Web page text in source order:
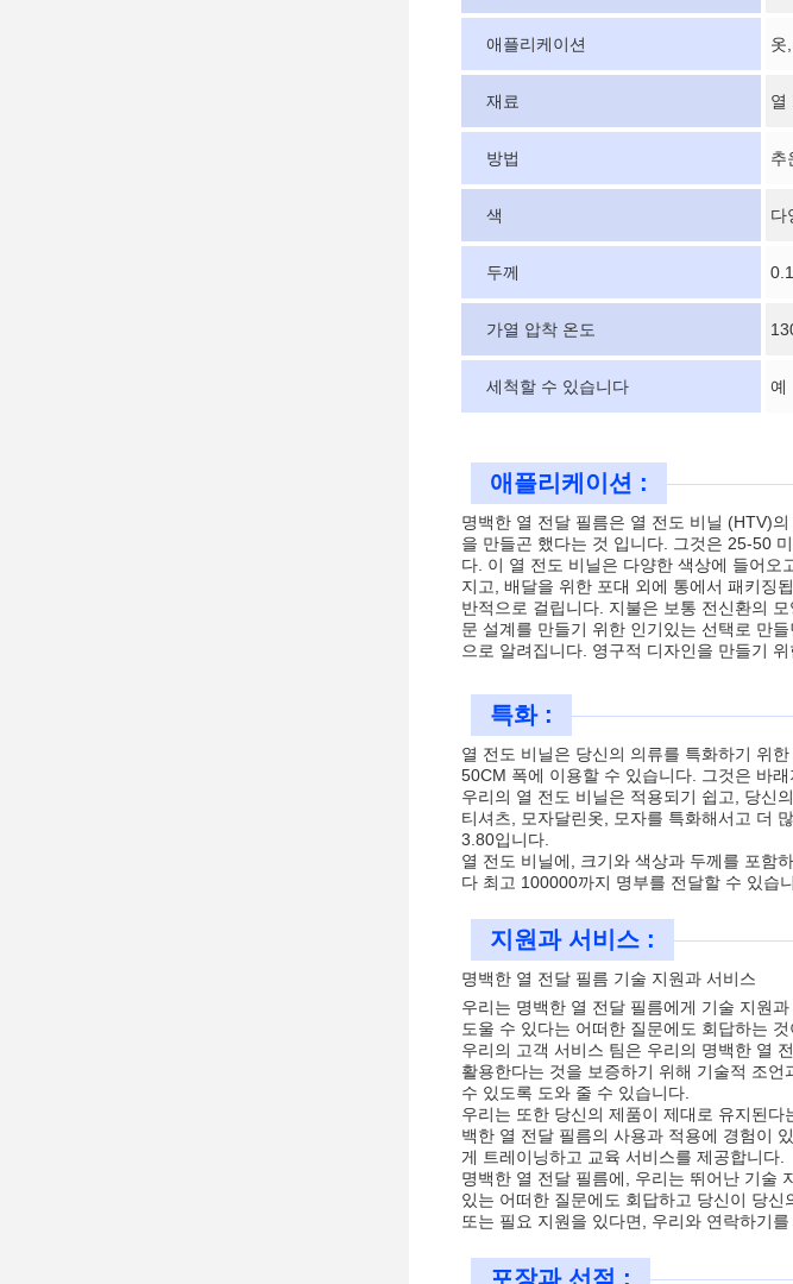
애플리케이션 옷
재료 열
방법 추
색 다
두께
가열 압착 온도
세척할 수 있습니다 예
애플리케이션 :
명백한 열 전달 필름은 열 전도 비닐 (HTV)
을 만들곤 했다는 것 입니다. 그것은 25-50
다. 이 열 전도 비닐은 다양한 색상에 들어
지고, 배달을 위한 포대 외에 통에서 패키징
반적으로 걸립니다. 지불은 보통 전신환의
문 설계를 만들기 위한 인기있는 선택로 만
으로 알려집니다. 영구적 디자인을 만들기
특화 :
열 전도 비닐은 당신의 의류를 특화하기 위
50CM 폭에 이용할 수 있습니다. 그것은 바
우리의 열 전도 비닐은 적용되기 쉽고, 당신
티셔츠, 모자달린옷, 모자를 특화해서고 더
3.80입니다.
열 전도 비닐에, 크기와 색상과 두께를 포함
다 최고 100000까지 명부를 전달할 수 있습
지원과 서비스 :
명백한 열 전달 필름 기술 지원과 서비스
우리는 명백한 열 전달 필름에게 기술 지원
도울 수 있다는 어떠한 질문에도 회답하는 것
우리의 고객 서비스 팀은 우리의 명백한 열
활용한다는 것을 보증하기 위해 기술적 조
수 있도록 도와 줄 수 있습니다.
우리는 또한 당신의 제품이 제대로 유지된
백한 열 전달 필름의 사용과 적용에 경험이
게 트레이닝하고 교육 서비스를 제공합니다.
명백한 열 전달 필름에, 우리는 뛰어난 기술
있는 어떠한 질문에도 회답하고 당신이 당
또는 필요 지원을 있다면, 우리와 연락하기를
포장과 선적 :